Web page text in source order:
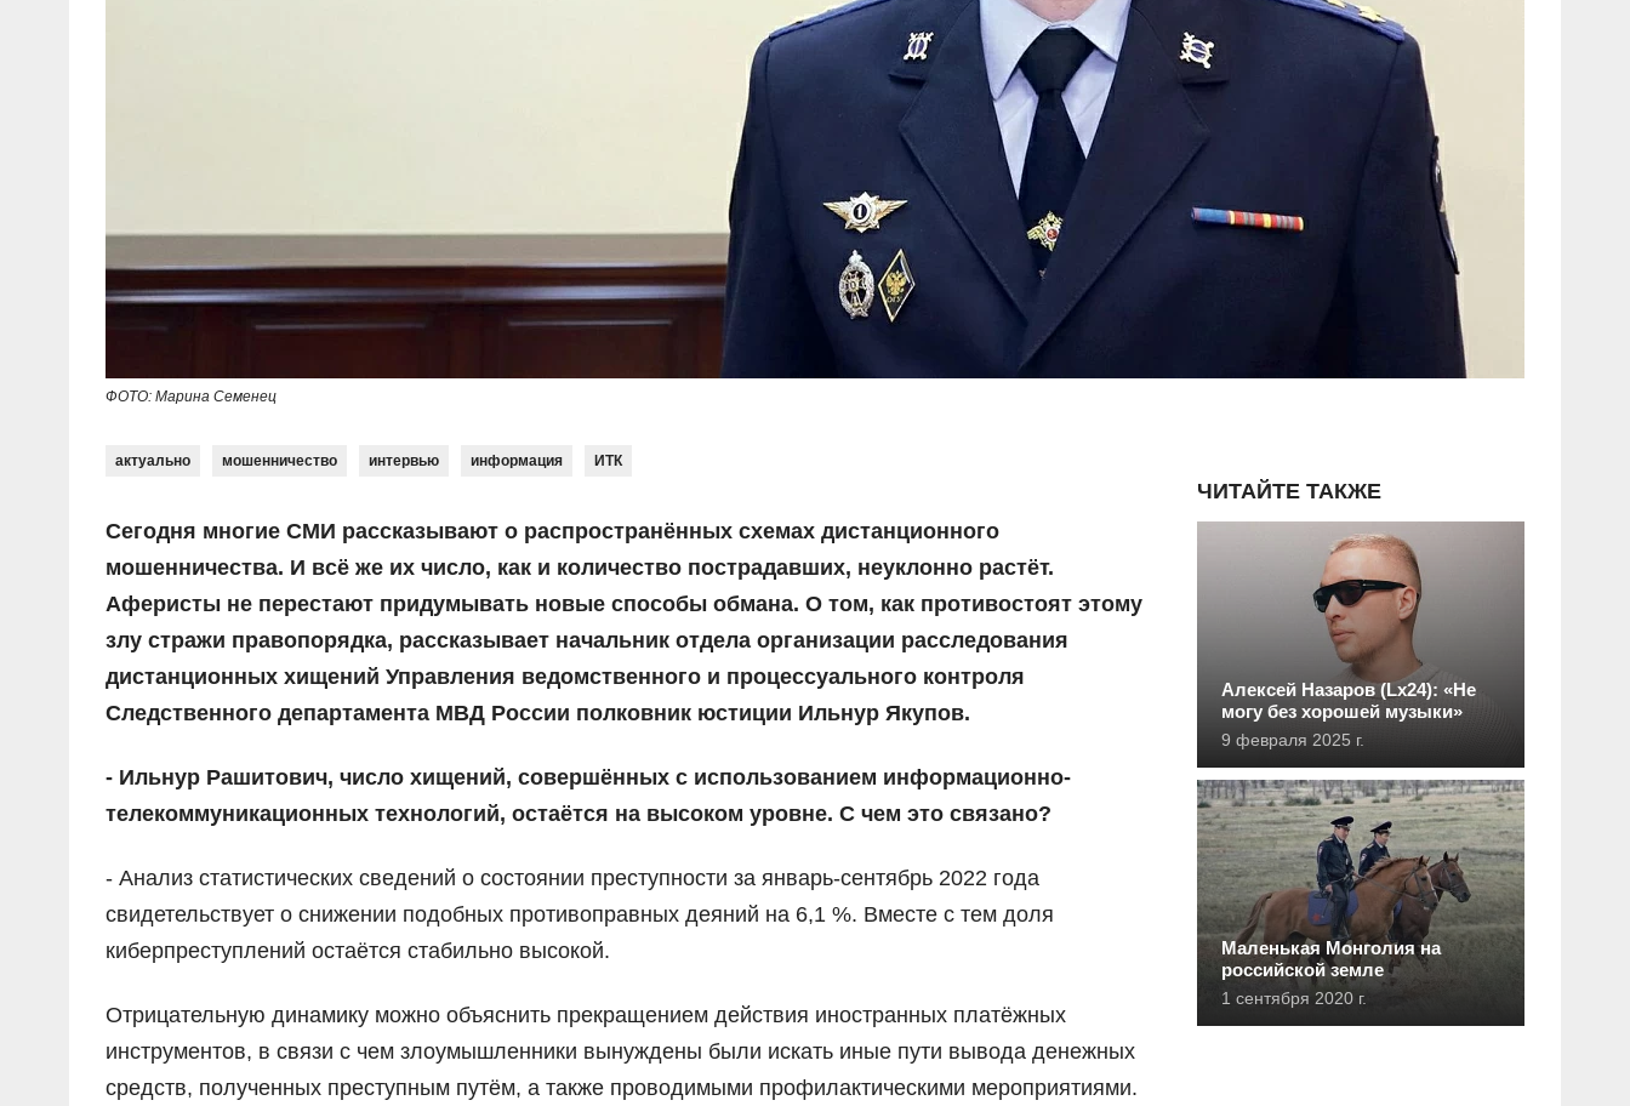
ФОТО: Марина Семенец
актуально мошенничество интервью информация ИТК
Сегодня многие СМИ рассказывают о распространённых схемах дистанционного
мошенничества. И всё же их число, как и количество пострадавших, неуклонно растёт.
Аферисты не перестают придумывать новые способы обмана. О том, как противостоят этому
злу стражи правопорядка, рассказывает начальник отдела организации расследования
дистанционных хищений Управления ведомственного и процессуального контроля
Следственного департамента МВД России полковник юстиции Ильнур Якупов.
- Ильнур Рашитович, число хищений, совершённых с использованием информационно-
телекоммуникационных технологий, остаётся на высоком уровне. С чем это связано?
- Анализ статистических сведений о состоянии преступности за январь-сентябрь 2022 года
свидетельствует о снижении подобных противоправных деяний на 6,1 %. Вместе с тем доля
киберпреступлений остаётся стабильно высокой.
Отрицательную динамику можно объяснить прекращением действия иностранных платёжных
инструментов, в связи с чем злоумышленники вынуждены были искать иные пути вывода денежных
средств, полученных преступным путём, а также проводимыми профилактическими мероприятиями.
ЧИТАЙТЕ ТАКЖЕ
Алексей Назаров (Lx24): «Не
могу без хорошей музыки»
9 февраля 2025 г.
Маленькая Монголия на
российской земле
1 сентября 2020 г.